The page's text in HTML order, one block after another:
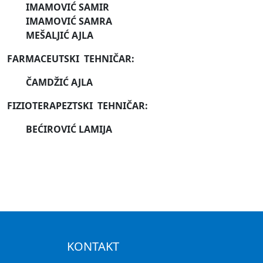
IMAMOVIĆ SAMIR
IMAMOVIĆ SAMRA
MEŠALJIĆ AJLA
FARMACEUTSKI TEHNIČAR:
ČAMDŽIĆ AJLA
FIZIOTERAPEZTSKI TEHNIČAR:
BEĆIROVIĆ LAMIJA
KONTAKT